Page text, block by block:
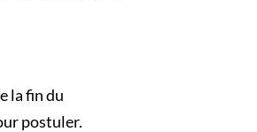
la fin du
postuler.